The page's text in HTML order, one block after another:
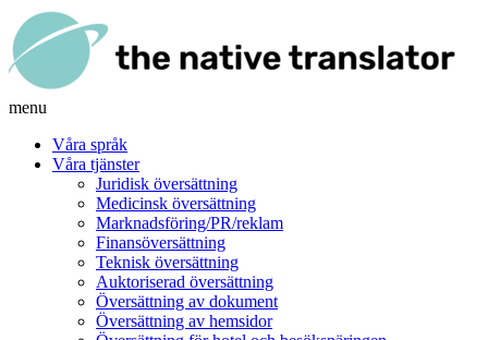
menu
Våra språk
Våra tjänster
Juridisk översättning
Medicinsk översättning
Marknadsföring/PR/reklam
Finansöversättning
Teknisk översättning
Auktoriserad översättning
Översättning av dokument
Översättning av hemsidor